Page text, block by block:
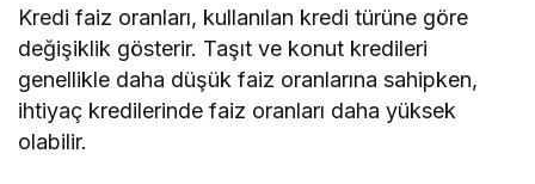
Kredi faiz oranları, kullanılan kredi türüne göre
değişiklik gösterir. Taşıt ve konut kredileri
genellikle daha düşük faiz oranlarına sahipken,
ihtiyaç kredilerinde faiz oranları daha yüksek
olabilir.